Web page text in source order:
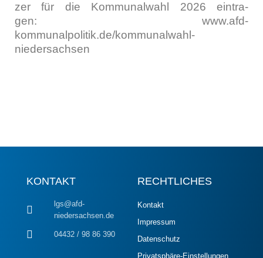
zer für die Kom­mu­nal­wahl 2026 ein­tra­
gen: www.afd-
kommunalpolitik.de/kommunalwahl-
niedersachsen
KONTAKT
lgs@afd-
niedersachsen.de
04432 / 98 86 390
RECHTLICHES
Kontakt
Impressum
Datenschutz
Privatsphäre-Einstellungen